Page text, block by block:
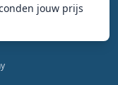
jouw prijs